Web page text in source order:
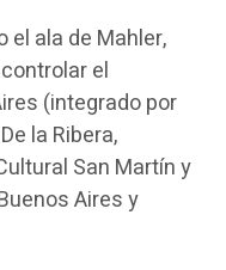
el ala de Mahler,
el
(integrado por
la Ribera,
San Martín y
Aires y